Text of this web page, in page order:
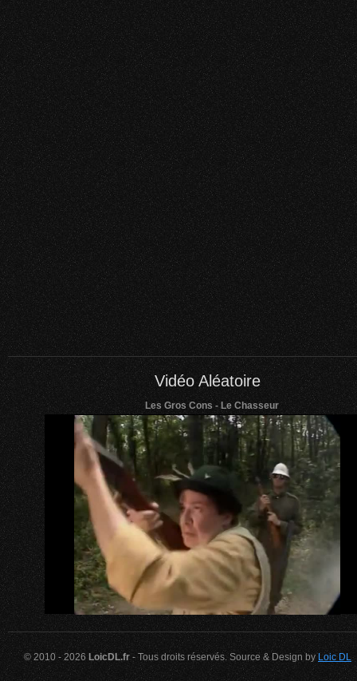
Vidéo Aléatoire
Les Gros Cons - Le Chasseur
© 2010 - 2026 LoicDL.fr- Tous droits réservés. Source & Design byLoic DL